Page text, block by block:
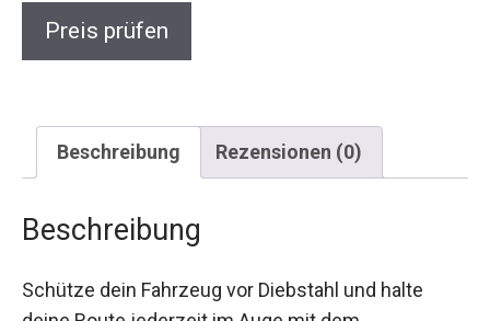
Beschreibung Rezensionen (0)
Beschreibung
deine Route jederzeit im Auge mit dem